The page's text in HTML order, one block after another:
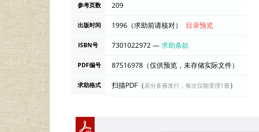
参考页数 209
出版时间 1996（求助前请核对） 目录预览
ISBN号 7301022972 —求助条款
PDF编号 87516978（仅供预览，未存储实际文件）
求助格式 扫描PDF（若分多册发行，每次仅能受理1册）